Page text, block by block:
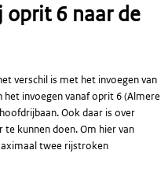
oprit 6 naar de
verschil is met het invoegen van
het invoegen vanaf oprit 6 (Almere
Ook daar is over
te kunnen doen. Om hier van
twee rijstroken